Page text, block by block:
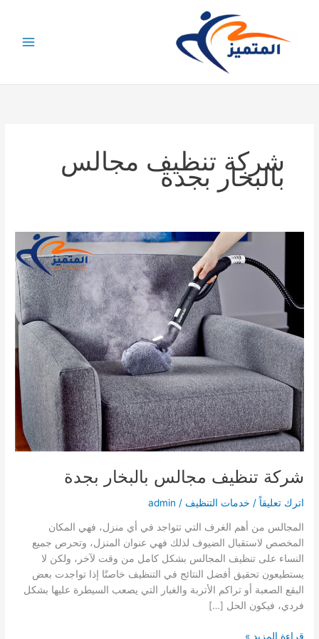
المحتوى
شركة تنظيف مجالس
بالبخار بجدة
شركة تنظيف مجالس بالبخار بجدة
اترك تعليقاً / خدمات التنظيف /
admin
المجالس من أهم الغرف التي تتواجد في أي منزل، فهي المكان
المخصص لاستقبال الضيوف لذلك فهي عنوان المنزل، وتحرص جميع
النساء على تنظيف المجالس بشكل كامل من وقت لآخر، ولكن لا
يستطيعون تحقيق أفضل النتائج في التنظيف خاصتًا إذا تواجدت بعض
البقع الصعبة أو تراكم الأتربة والغبار التي يصعب السيطرة عليها بشكل
فردي، فيكون الحل […]
شركة
قراءة المزيد »